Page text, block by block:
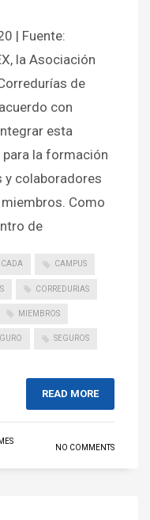
| Fuente:
la Asociación
de
con
esta
la formación
y colaboradores
Como
de
CADA CAMPUS
CORREDURIAS
MIEMBROS
SEGUROS
READ MORE
NO COMMENTS